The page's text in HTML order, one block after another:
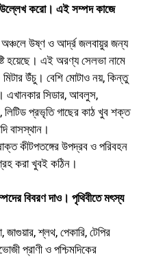
করাে। এই সম্পদ কাজে
অঞ্চলে উষ্ণ ও আর্দ্র জলবায়ুর জন্য
হয়েছে। এই অরণ্য সেলভা নামে
উঁচু। বেশি মােটাও নয়, কিন্তু
এখানকার সিডার, আবলুস,
লিটিড প্রভৃতি গাছের কাঠ খুব শক্ত
বাসস্থান।
কীটপতঙ্গের উপদ্রব ও পরিবহন
করা খুবই কঠিন।
বিবরণ দাও। পৃথিবীতে মৎস্য
শ্লথ, পেকারি, টেপির
প্রাণী ও পশ্চিমদিকের